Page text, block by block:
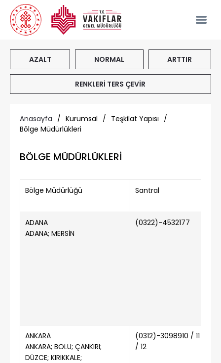
AZALT NORMAL ARTTIR
RENKLERİ TERS ÇEVİR
Anasayfa / Kurumsal / Teşkilat Yapısı /
Bölge Müdürlükleri
BÖLGE MÜDÜRLÜKLERİ
​Bölge Müdürlüğü Santral
ADANA
ADANA; MERSİN
(0322)-4532177
ANKARA
ANKARA; BOLU; ÇANKIRI;
DÜZCE; KIRIKKALE;
(0312)-3098910 / 11
/ 12